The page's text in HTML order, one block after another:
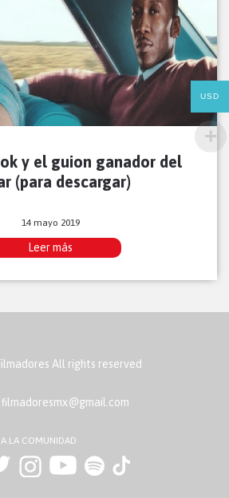
y el guion ganador del
(para descargar)
14 mayo 2019
Leer más
All rights reserved
ﬁlmadoresmx@gmail.com
A LA COMUNIDAD
USD